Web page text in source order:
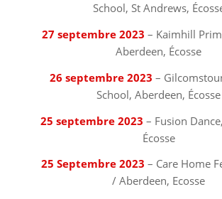
School, St Andrews,
27 septembre 2023 – Kaimhill
Aberdeen, Écosse
26 septembre 2023 –
School, Aberdeen, Écosse
25 septembre 2023 – Fusion
Écosse
25 Septembre 2023 – Care Home
/ Aberdeen, Ecosse